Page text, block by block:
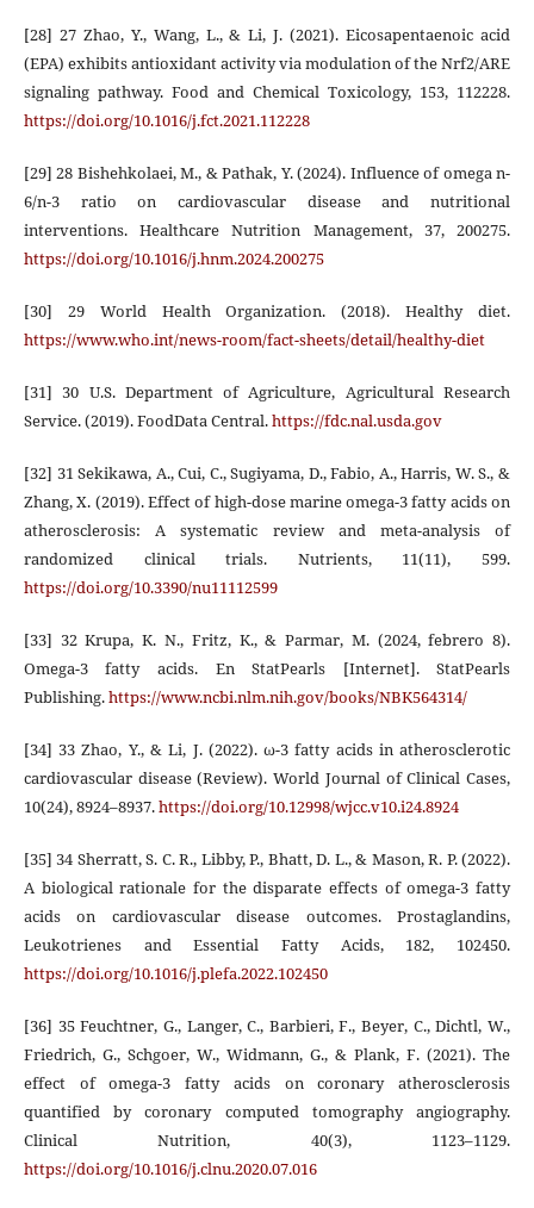
[28] 27 Zhao, Y., Wang, L., & Li, J. (2021). Eicosapentaenoic acid
(EPA) exhibits antioxidant activity via modulation of the Nrf2/ARE
signaling pathway. Food and Chemical Toxicology, 153, 112228.
https://doi.org/10.1016/j.fct.2021.112228
[29] 28 Bishehkolaei, M., & Pathak, Y. (2024). Influence of omega n-
6/n-3 ratio on cardiovascular disease and nutritional
interventions. Healthcare Nutrition Management, 37, 200275.
https://doi.org/10.1016/j.hnm.2024.200275
[30] 29 World Health Organization. (2018). Healthy diet.
https://www.who.int/news-room/fact-sheets/detail/healthy-diet
[31] 30 U.S. Department of Agriculture, Agricultural Research
Service. (2019). FoodData Central.https://fdc.nal.usda.gov
[32] 31 Sekikawa, A., Cui, C., Sugiyama, D., Fabio, A., Harris, W. S., &
Zhang, X. (2019). Effect of high-dose marine omega-3 fatty acids on
atherosclerosis: A systematic review and meta-analysis of
randomized clinical trials. Nutrients, 11(11), 599.
https://doi.org/10.3390/nu11112599
[33] 32 Krupa, K. N., Fritz, K., & Parmar, M. (2024, febrero 8).
Omega-3 fatty acids. En StatPearls [Internet]. StatPearls
Publishing.https://www.ncbi.nlm.nih.gov/books/NBK564314/
[34] 33 Zhao, Y., & Li, J. (2022). ω-3 fatty acids in atherosclerotic
cardiovascular disease (Review). World Journal of Clinical Cases,
10(24), 8924–8937.https://doi.org/10.12998/wjcc.v10.i24.8924
[35] 34 Sherratt, S. C. R., Libby, P., Bhatt, D. L., & Mason, R. P. (2022).
A biological rationale for the disparate effects of omega-3 fatty
acids on cardiovascular disease outcomes. Prostaglandins,
Leukotrienes and Essential Fatty Acids, 182, 102450.
https://doi.org/10.1016/j.plefa.2022.102450
[36] 35 Feuchtner, G., Langer, C., Barbieri, F., Beyer, C., Dichtl, W.,
Friedrich, G., Schgoer, W., Widmann, G., & Plank, F. (2021). The
effect of omega-3 fatty acids on coronary atherosclerosis
quantified by coronary computed tomography angiography.
Clinical Nutrition, 40(3), 1123–1129.
https://doi.org/10.1016/j.clnu.2020.07.016